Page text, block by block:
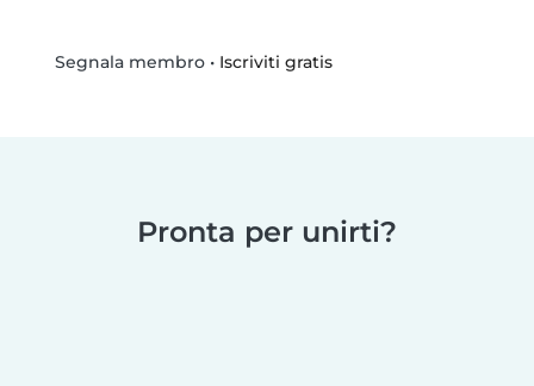
Segnala membro• Iscriviti gratis
Pronta per unirti?